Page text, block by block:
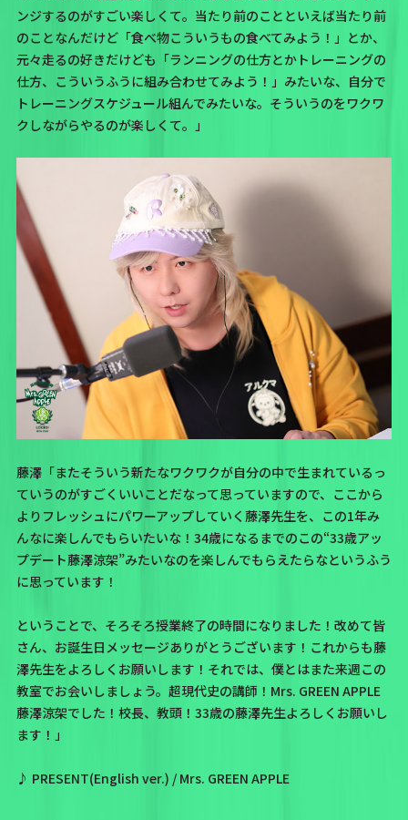
ンジするのがすごい楽しくて。当たり前のことといえば当たり前
のことなんだけど「食べ物こういうもの食べてみよう！」とか、
元々走るの好きだけども「ランニングの仕方とかトレーニングの
仕方、こういうふうに組み合わせてみよう！」みたいな、自分で
トレーニングスケジュール組んでみたいな。そういうのをワクワ
クしながらやるのが楽しくて。」
藤澤「またそういう新たなワクワクが自分の中で生まれているっ
ていうのがすごくいいことだなって思っていますので、ここから
よりフレッシュにパワーアップしていく藤澤先生を、この1年み
んなに楽しんでもらいたいな！34歳になるまでのこの“33歳アッ
プデート藤澤涼架”みたいなのを楽しんでもらえたらなというふう
に思っています！
ということで、そろそろ授業終了の時間になりました！改めて皆
さん、お誕生日メッセージありがとうございます！これからも藤
澤先生をよろしくお願いします！それでは、僕とはまた来週この
教室でお会いしましょう。超現代史の講師！Mrs. GREEN APPLE
藤澤涼架でした！校長、教頭！33歳の藤澤先生よろしくお願いし
ます！」
♪ PRESENT(English ver.) / Mrs. GREEN APPLE